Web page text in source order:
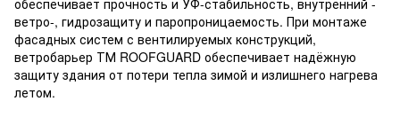
ветро-, гидрозащиту и паропроницаемость. При монтаже
фасадных систем с вентилируемых конструкций,
ветробарьер ТМ ROOFGUARD обеспечивает надёжную
защиту здания от потери тепла зимой и излишнего нагрева
летом.